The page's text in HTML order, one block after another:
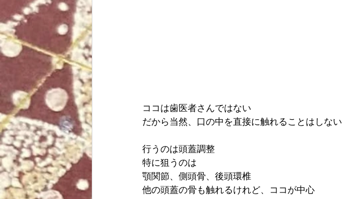
ココは歯医者さんではない
だから当然、口の中を直接に触れることはしない
行うのは頭蓋調整
特に狙うのは
顎関節、側頭骨、後頭環椎
他の頭蓋の骨も触れるけれど、ココが中心